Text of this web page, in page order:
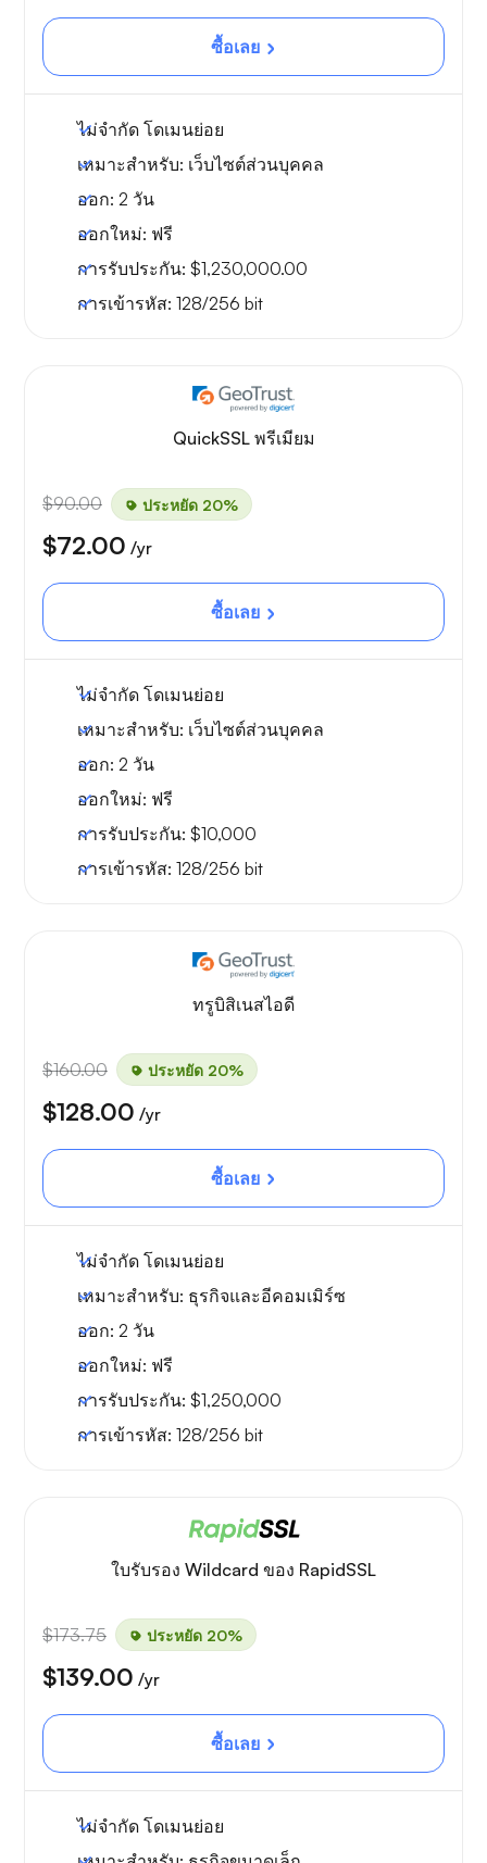
ซื้อเลย
ไม่จำกัด โดเมนย่อย
เหมาะสำหรับ: เว็บไซต์ส่วนบุคคล
ออก: 2 วัน
ออกใหม่: ฟรี
การรับประกัน: $1,230,000.00
การเข้ารหัส: 128/256 bit
QuickSSL พรีเมียม
$90.00 ประหยัด 20%
$72.00 /yr
ซื้อเลย
ไม่จำกัด โดเมนย่อย
เหมาะสำหรับ: เว็บไซต์ส่วนบุคคล
ออก: 2 วัน
ออกใหม่: ฟรี
การรับประกัน: $10,000
การเข้ารหัส: 128/256 bit
ทรูบิสิเนสไอดี
$160.00 ประหยัด 20%
$128.00 /yr
ซื้อเลย
ไม่จำกัด โดเมนย่อย
เหมาะสำหรับ: ธุรกิจและอีคอมเมิร์ซ
ออก: 2 วัน
ออกใหม่: ฟรี
การรับประกัน: $1,250,000
การเข้ารหัส: 128/256 bit
ใบรับรอง Wildcard ของ RapidSSL
$173.75 ประหยัด 20%
$139.00 /yr
ซื้อเลย
ไม่จำกัด โดเมนย่อย